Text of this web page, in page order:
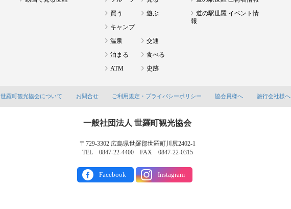
買う
遊ぶ
キャンプ
温泉
交通
泊まる
食べる
ATM
史跡
道の駅世羅 イベント情
報
世羅町観光協会について お問合せ ご利用規定・プライバシーポリシー 協会員様へ 旅行会社様へ
一般社団法人 世羅町観光協会
〒729-3302 広島県世羅郡世羅町川尻2402-1
TEL 0847-22-4400 FAX 0847-22-0315
Facebook Instagram